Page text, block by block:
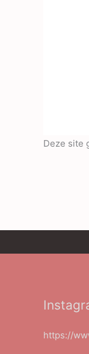
Deze site
https://